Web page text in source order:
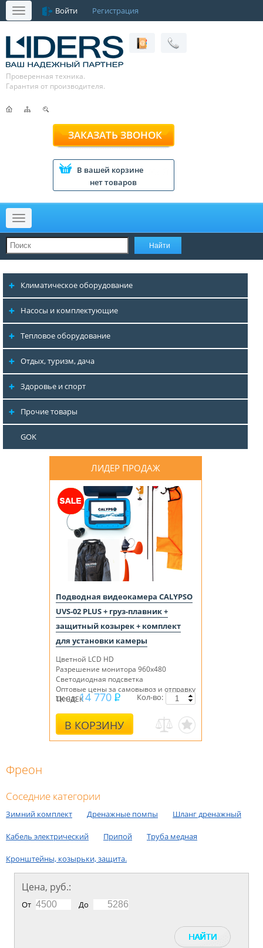
Меню Войти Регистрация
Проверенная техника.
Гарантия от производителя.
ЗАКАЗАТЬ ЗВОНОК
В вашей корзине
нет товаров
Меню
Климатическое оборудование
Насосы и комплектующие
Тепловое оборудование
Отдых, туризм, дача
Здоровье и спорт
Прочие товары
GOK
ЛИДЕР ПРОДАЖ
Подводная видеокамера CALYPSO
UVS-02 PLUS + груз-плавник +
защитный козырек + комплект
для установки камеры
Цветной LCD HD
Разрешение монитора 960х480
Светодиодная подсветка
Оптовые цены за самовывоз и отправку
ТК СДЕК
Цена: 14 770
В КОРЗИНУ
Кол-во:
Фреон
Соседние категории
Зимний комплект Дренажные помпы Шланг дренажный
Кабель электрический Припой Труба медная
Кронштейны, козырьки, защита.
Цена, руб.:
От До